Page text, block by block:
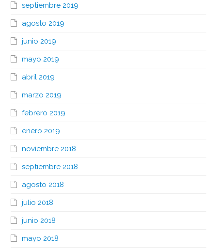
septiembre 2019
agosto 2019
junio 2019
mayo 2019
abril 2019
marzo 2019
febrero 2019
enero 2019
noviembre 2018
septiembre 2018
agosto 2018
julio 2018
junio 2018
mayo 2018